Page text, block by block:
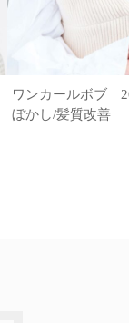
ワンカールボブ
ぼかし/髪質改善